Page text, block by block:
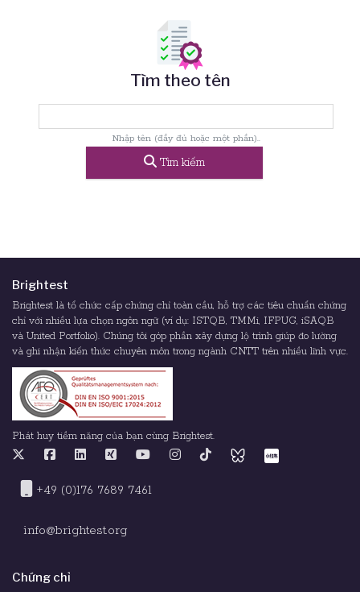
Tìm theo tên
Nhập tên (đầy đủ hoặc một phần)..
Tìm kiếm
Brightest
Brightest là tổ chức cấp chứng chỉ toàn cầu, hỗ trợ các tiêu chuẩn chứng
chỉ với nhiều lựa chọn ngôn ngữ (ví dụ: ISTQB, TMMi, IFPUG, iSAQB
và United Portfolio). Chúng tôi góp phần xây dựng lộ trình giúp đo lường
và ghi nhận kiến thức chuyên môn trong ngành CNTT trên nhiều lĩnh vực.
Phát huy tiềm năng của bạn cùng Brightest.
+49 (0)176 7689 7461
info@brightest.org
Chứng chỉ